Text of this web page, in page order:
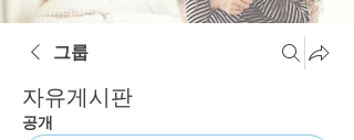
그룹
자유게시판
공개